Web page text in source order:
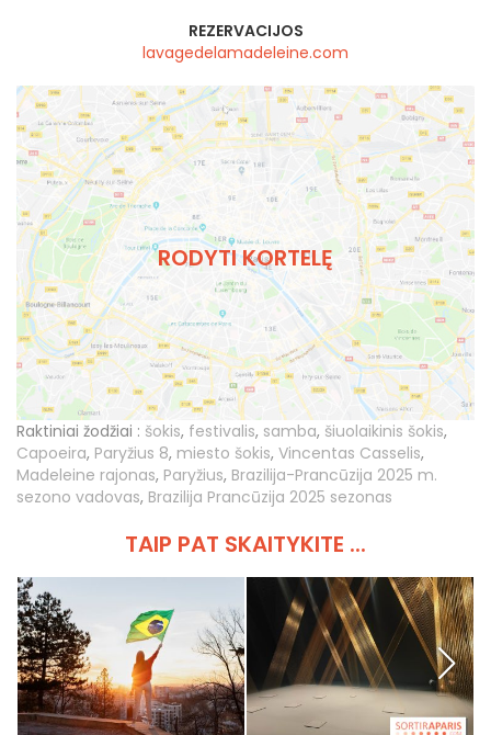
REZERVACIJOS
lavagedelamadeleine.com
RODYTI KORTELĘ
Raktiniai žodžiai : šokis, festivalis, samba, šiuolaikinis šokis,
Capoeira, Paryžius 8, miesto šokis, Vincentas Casselis,
Madeleine rajonas, Paryžius, Brazilija-Prancūzija 2025 m.
sezono vadovas, Brazilija Prancūzija 2025 sezonas
TAIP PAT SKAITYKITE ...